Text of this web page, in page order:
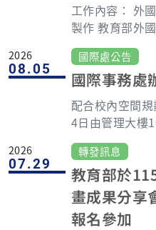
工作內容： 外國學生招生事務 外國學生手冊
製作 教育部外國學生就學權益查核 主管臨時
交辦工作及專
專長於報到後且
聘用資訊： 工作時間：每週一至週五8:30時至
週休二日。 薪資福利：依本校《長庚大學研究
計畫聘用人員管
聘，學士級第一
年41,500元起/
請教職員宿舍、
交通車等福利
-16:30（午休
2026
08.05
國際處公告
國際事務處
配合校內空間
4日由管理大樓
8月4日起，如
12樓新辦公室
有聯絡電話及
間，電話聯繫
響，造成不便
2026
07.29
轉發訊息
教育部於
畫成果分享
報名參加